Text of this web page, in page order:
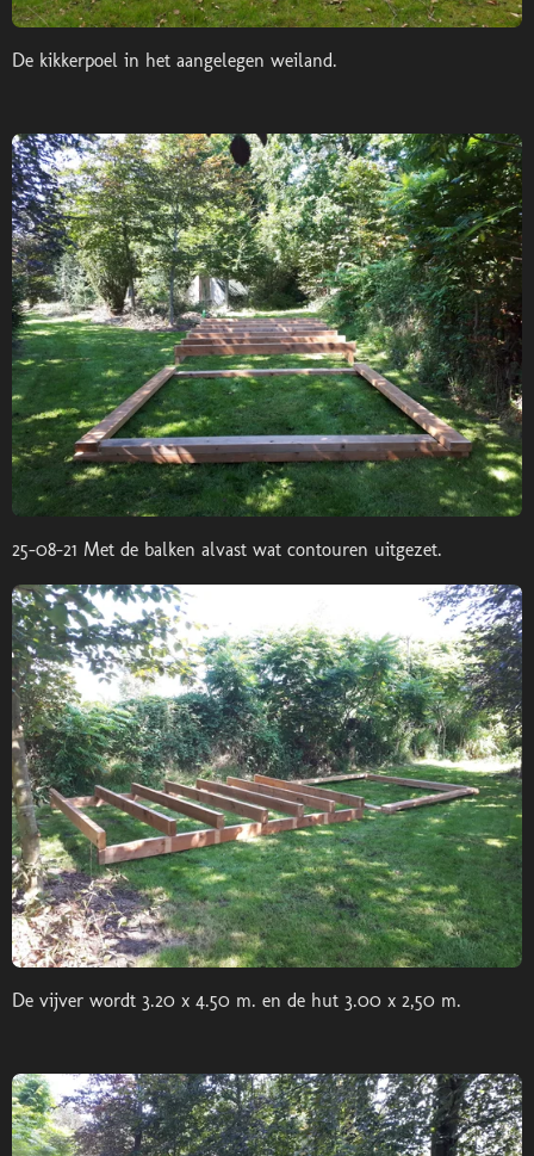
De kikkerpoel in het aangelegen weiland.
25-08-21 Met de balken alvast wat contouren uitgezet.
De vijver wordt 3.20 x 4.50 m. en de hut 3.00 x 2,50 m.